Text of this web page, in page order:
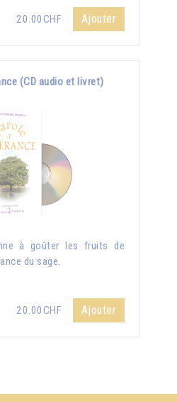
20.00CHF Ajouter
(CD audio et livret)
à goûter les fruits de
du sage.
20.00CHF Ajouter